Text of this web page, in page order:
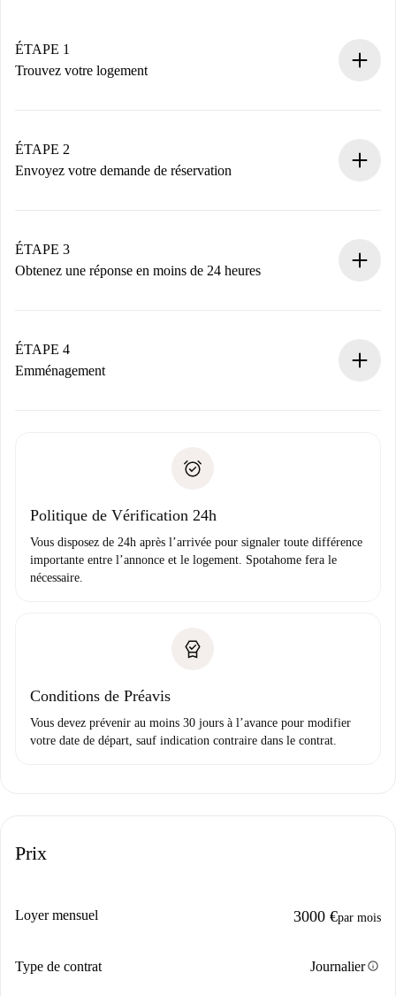
ÉTAPE 1
Trouvez votre logement
Vous disposez à l’avance de toutes les informations
nécessaires.
ÉTAPE 2
Envoyez votre demande de réservation
Nous ne vous facturerons rien tant que le propriétaire
n’aura pas accepté.
ÉTAPE 3
Obtenez une réponse en moins de 24 heures
contact avec le propriétaire.
Si refusé : aucun prélèvement et nous vous proposerons
Justificatif de solvabilité
ÉTAPE 4
Emménagement
uniquement si aucun problème n'est signalé.
Politique de Vérification 24h
Vous disposez de 24h après l’arrivée pour signaler toute différence
importante entre l’annonce et le logement. Spotahome fera le
nécessaire.
Conditions de Préavis
Vous devez prévenir au moins 30 jours à l’avance pour modifier
votre date de départ, sauf indication contraire dans le contrat.
Prix
Loyer mensuel 3000 €par mois
Type de contrat Journalierinfo